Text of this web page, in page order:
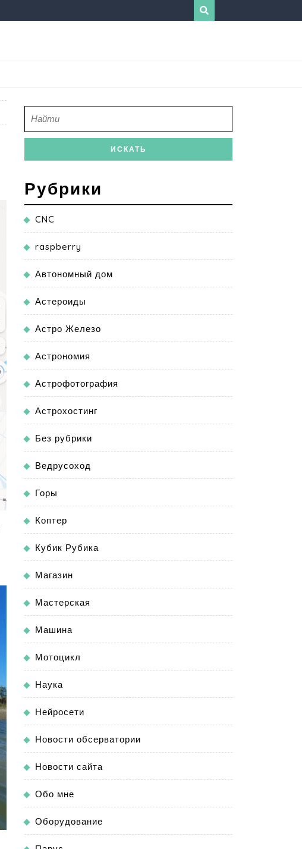
Рубрики
CNC
raspberry
Автономный дом
Астероиды
Астро Железо
Астрономия
Астрофотография
Астрохостинг
Без рубрики
Ведрусоход
Горы
Коптер
Кубик Рубика
Магазин
Мастерская
Машина
Мотоцикл
Наука
Нейросети
Новости обсерватории
Новости сайта
Обо мне
Оборудование